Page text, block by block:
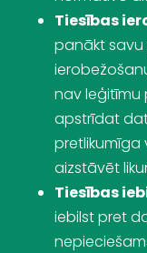
Tiesības
panākt
nav leģitīmu
apstrīdat
pretlikumīga
aizstāvēt
Tiesības
iebilst pret